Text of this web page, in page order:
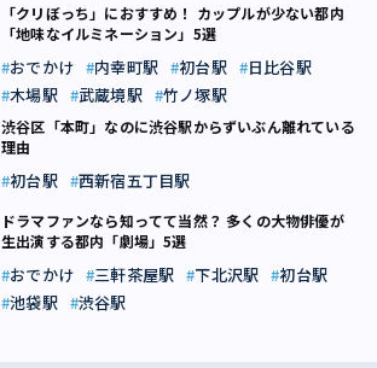
「クリぼっち」におすすめ！ カップルが少ない都内
「地味なイルミネーション」5選
おでかけ 内幸町駅 初台駅
日比谷駅
木場駅
武蔵境駅 竹ノ塚駅
渋谷区「本町」なのに渋谷駅からずいぶん離れている
理由
初台駅 西新宿五丁目駅
ドラマファンなら知ってて当然？ 多くの大物俳優が
生出演する都内「劇場」5選
おでかけ 三軒茶屋駅 下北沢駅
初台駅
池袋駅
渋谷駅